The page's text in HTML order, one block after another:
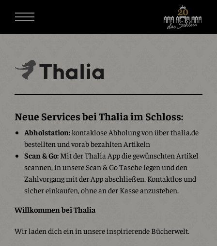
Neue Services bei Thalia im Schloss:
Abholstation:kontaklose Abholung von über thalia.de
bestellten und vorab bezahlten Artikeln
Scan & Go: Mit der Thalia App die gewünschten Artikel
scannen, in unsere Scan & Go Tasche legen und den
Zahlvorgang mit der App abschließen. Kontaktlos und
sicher einkaufen, ohne an der Kasse anzustehen.
Willkommen bei Thalia
Wir laden dich ein in unsere inspirierende Bücherwelt.